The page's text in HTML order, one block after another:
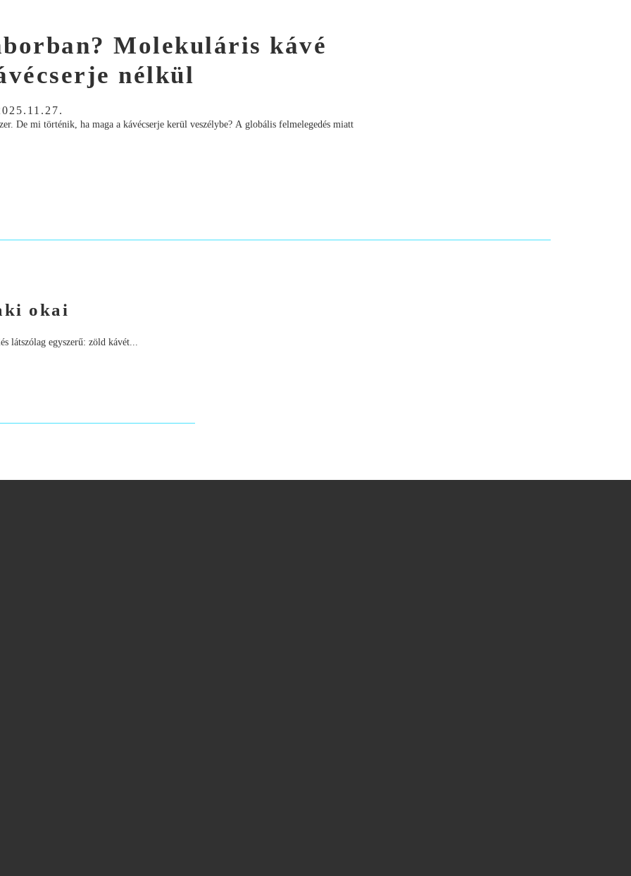
Molekuláris kávé
nélkül
De mi történik, ha maga a kávécserje kerül veszélybe? A globális felmelegedés miatt
okai
látszólag egyszerű: zöld kávét...